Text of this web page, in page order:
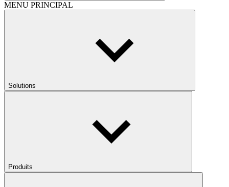
MENU PRINCIPAL
Solutions
Produits